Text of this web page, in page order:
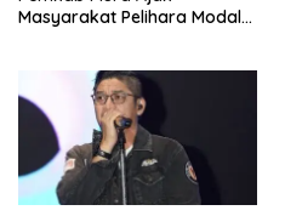
Masyarakat Pelihara Modal